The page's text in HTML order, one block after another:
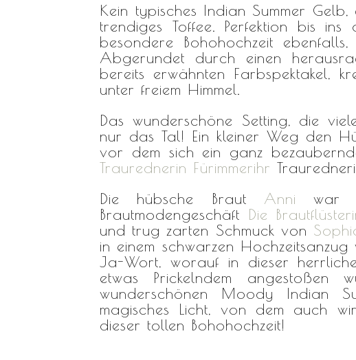
Kein typisches Indian Summer
trendiges Toffee. Perfektion bis
besondere Bohohochzeit
Abgerundet durch einen
bereits erwähnten Farbspektakel,
unter freiem Himmel.
Das wunderschöne Setting, die
nur das Tal! Ein kleiner Weg den
vor dem sich ein ganz
Traurednerin Fürimmerihr
Die hübsche Braut Anni war
Brautmodengeschäft Die
und trug zarten Schmuck von
in einem schwarzen Hochzeitsanzug
Ja-Wort, worauf in dieser
etwas Prickelndem
wunderschönen Moody Indian
magisches Licht, von dem auch
dieser tollen Bohohochzeit!